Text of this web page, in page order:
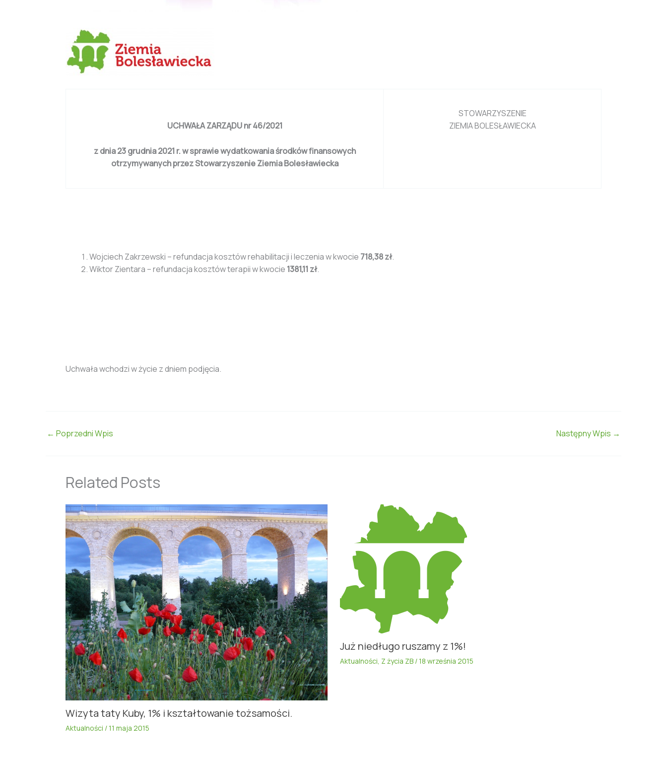
UCHWAŁA ZARZĄDU nr 46/2021
z dnia 23 grudnia 2021 r. w sprawie wydatkowania środków finansowych
otrzymywanych przez Stowarzyszenie Ziemia Bolesławiecka
STOWARZYSZENIE
ZIEMIA BOLESŁAWIECKA
Wojciech Zakrzewski – refundacja kosztów rehabilitacji i leczenia w kwocie 718,38 zł.
Wiktor Zientara – refundacja kosztów terapii w kwocie 1381,11 zł.
Uchwała wchodzi w życie z dniem podjęcia.
← Poprzedni Wpis Następny Wpis →
Related Posts
Wizyta taty Kuby, 1% i kształtowanie tożsamości.
Aktualności /11 maja 2015
Już niedługo ruszamy z 1%!
Aktualności Z życia ZB/18 września 2015